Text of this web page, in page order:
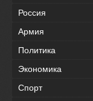
Россия
Армия
Политика
Экономика
Спорт